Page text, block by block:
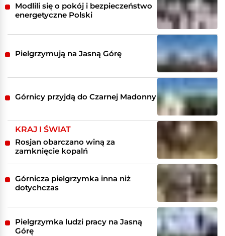
Modlili się o pokój i bezpieczeństwo
energetyczne Polski
Pielgrzymują na Jasną Górę
Górnicy przyjdą do Czarnej Madonny
KRAJ I ŚWIAT
Rosjan obarczano winą za
zamknięcie kopalń
Górnicza pielgrzymka inna niż
dotychczas
Pielgrzymka ludzi pracy na Jasną
Górę